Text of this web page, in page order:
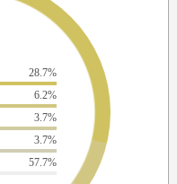
28.7%
6.2%
3.7%
3.7%
57.7%